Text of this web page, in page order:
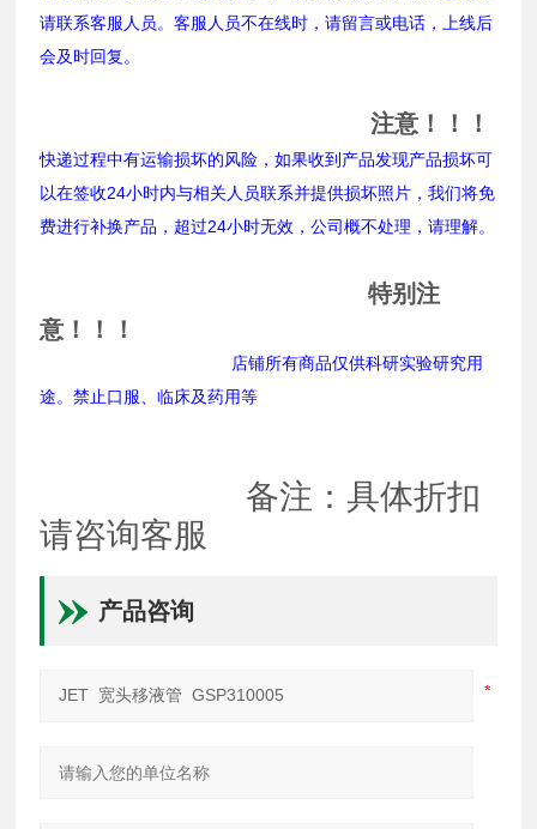
请联系客服人员。客服人员不在线时，请留言或电话，上线后
会及时回复。
注意！！！
快递过程中有运输损坏的风险，如果收到产品发现产品损坏可
以在签收24小时内与相关人员联系并提供损坏照片，我们将免
费进行补换产品，超过24小时无效，公司概不处理，请理解。
特别注
意！！！
店铺所有商品仅供科研实验研究用
途。禁止口服、临床及药用等
备注：具体折扣
请咨询客服
产品咨询